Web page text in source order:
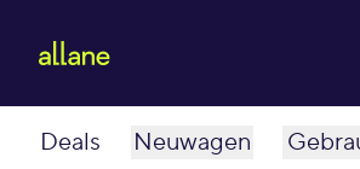
Deals Neuwagen